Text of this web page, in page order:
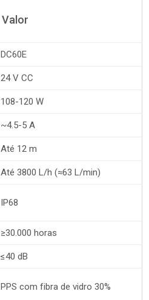
Valor
DC60E
24 V CC
108-120 W
~4.5-5 A
Até 12 m
Até 3800 L/h (≈63 L/min)
IP68
≥30.000 horas
≤40 dB
PPS com fibra de vidro 30%